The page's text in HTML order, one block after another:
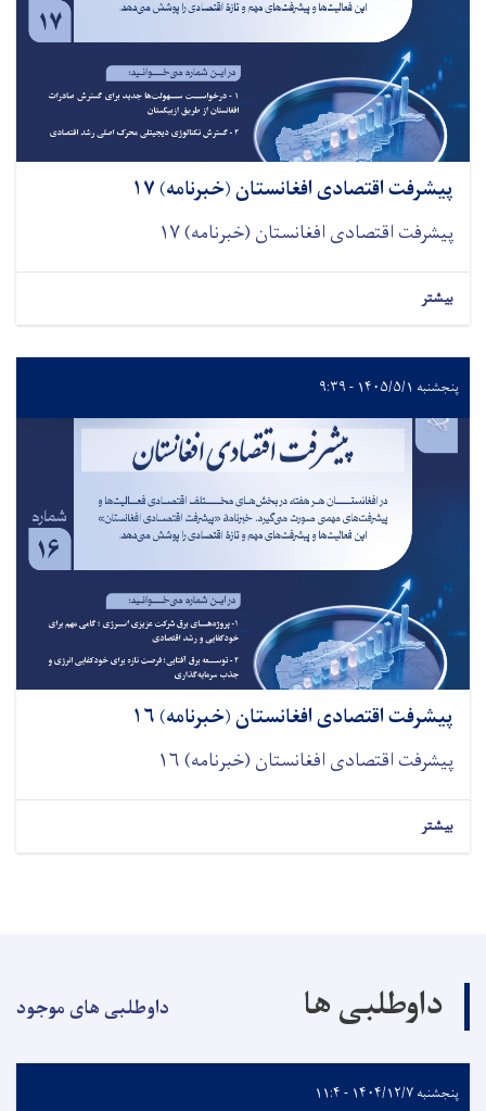
پیشرفت اقتصادی افغانستان (خبرنامه) ۱۷
پیشرفت اقتصادی افغانستان (خبرنامه) ۱۷
بیشتر
پنجشنبه ۱۴۰۵/۵/۱ - ۹:۳۹
پیشرفت اقتصادی افغانستان (خبرنامه) ۱۶
پیشرفت اقتصادی افغانستان (خبرنامه) ۱۶
بیشتر
داوطلبی ها داوطلبی های موجود
پنجشنبه ۱۴۰۴/۱۲/۷ - ۱۱:۴